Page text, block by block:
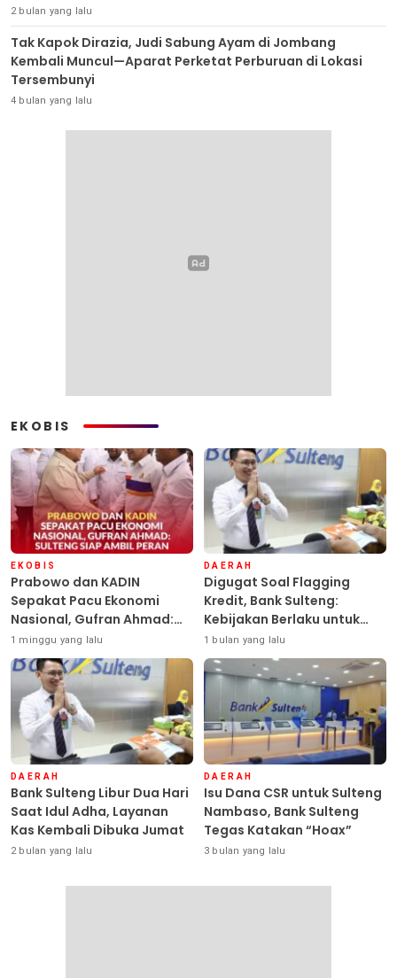
2 bulan yang lalu
Tak Kapok Dirazia, Judi Sabung Ayam di Jombang
Kembali Muncul—Aparat Perketat Perburuan di Lokasi
Tersembunyi
4 bulan yang lalu
EKOBIS
EKOBIS
Prabowo dan KADIN
Sepakat Pacu Ekonomi
Nasional, Gufran Ahmad:
Sulteng Siap Ambil Peran
1 minggu yang lalu
DAERAH
Digugat Soal Flagging
Kredit, Bank Sulteng:
Kebijakan Berlaku untuk
Seluruh Debitur ASN
1 bulan yang lalu
DAERAH
Bank Sulteng Libur Dua Hari
Saat Idul Adha, Layanan
Kas Kembali Dibuka Jumat
2 bulan yang lalu
DAERAH
Isu Dana CSR untuk Sulteng
Nambaso, Bank Sulteng
Tegas Katakan “Hoax”
3 bulan yang lalu